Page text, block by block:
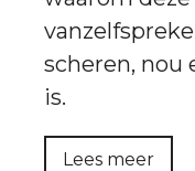
scheren, nou
is.
Lees meer